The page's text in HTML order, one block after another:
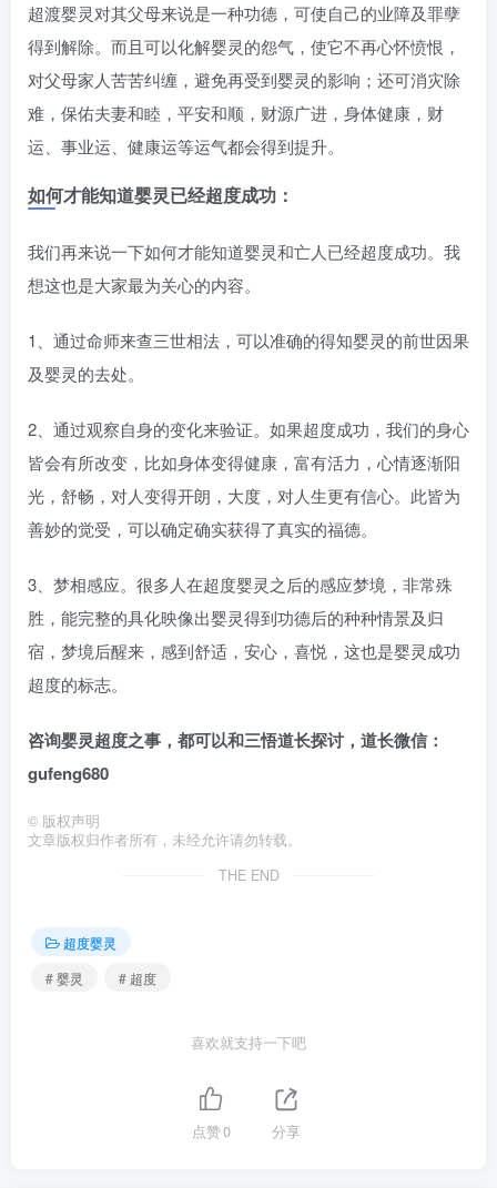
超渡婴灵对其父母来说是一种功德，可使自己的业障及罪孽
得到解除。而且可以化解婴灵的怨气，使它不再心怀愤恨，
对父母家人苦苦纠缠，避免再受到婴灵的影响；还可消灾除
难，保佑夫妻和睦，平安和顺，财源广进，身体健康，财
运、事业运、健康运等运气都会得到提升。
如何才能知道婴灵已经超度成功：
我们再来说一下如何才能知道婴灵和亡人已经超度成功。我
想这也是大家最为关心的内容。
1 、通过命师来查三世相法，可以准确的得知婴灵的前世因果
及婴灵的去处。
2 、通过观察自身的变化来验证。如果超度成功，我们的身心
皆会有所改变，比如身体变得健康，富有活力，心情逐渐阳
光，舒畅，对人变得开朗，大度，对人生更有信心。此皆为
善妙的觉受，可以确定确实获得了真实的福德。
3 、梦相感应。很多人在超度婴灵之后的感应梦境，非常殊
胜，能完整的具化映像出婴灵得到功德后的种种情景及归
宿，梦境后醒来，感到舒适，安心，喜悦，这也是婴灵成功
超度的标志。
咨询婴灵超度之事，都可以和三悟道长探讨，道长微信：
gufeng680
© 版权声明
文章版权归作者所有，未经允许请勿转载。
THE END
超度婴灵
# 婴灵
# 超度
喜欢就支持一下吧
点赞0 分享